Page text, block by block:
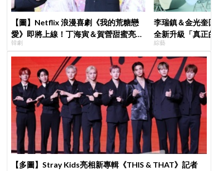
【圖】Netflix 浪漫喜劇《我的荒糖戀
愛》即將上線！丁海寅＆賀營甜蜜亮相
製作發表會，甜蜜CP化學反應引期待
韓劇
李瑞鎮＆金光奎
全新升級「真正
私生活都包辦！8
綜藝
【多圖】Stray Kids亮相新專輯《THIS & THAT》記者